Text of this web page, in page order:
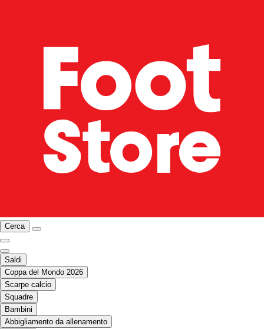
Cerca
Saldi
Coppa del Mondo 2026
Scarpe calcio
Squadre
Bambini
Abbigliamento da allenamento